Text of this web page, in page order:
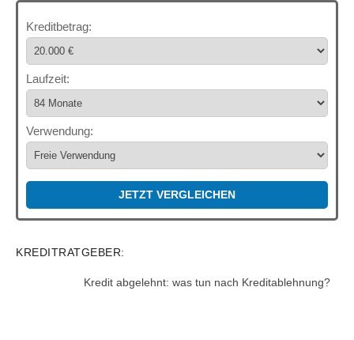
Kreditbetrag:
Laufzeit:
Verwendung:
JETZT VERGLEICHEN
KREDITRATGEBER:
Kredit abgelehnt: was tun nach Kreditablehnung?